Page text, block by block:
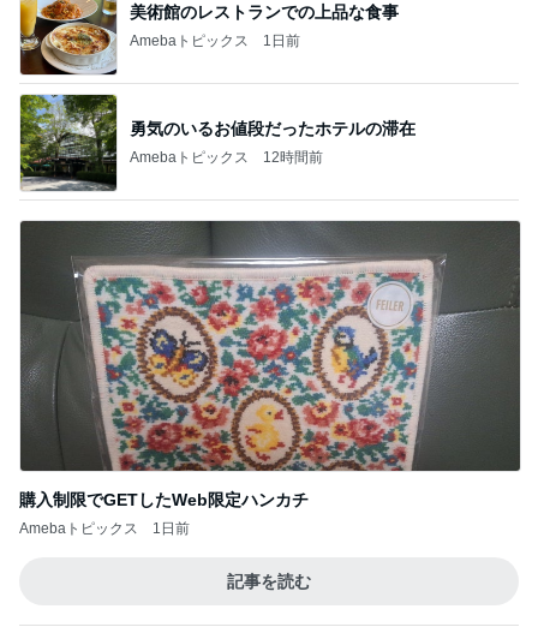
美術館のレストランでの上品な食事
Amebaトピックス 1日前
勇気のいるお値段だったホテルの滞在
Amebaトピックス 12時間前
購入制限でGETしたWeb限定ハンカチ
Amebaトピックス 1日前
記事を読む